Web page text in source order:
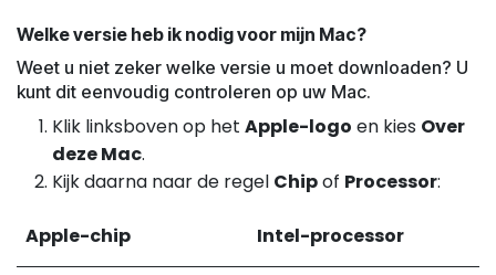
Welke versie heb ik nodig voor mijn Mac?
Weet u niet zeker welke versie u moet downloaden? U
kunt dit eenvoudig controleren op uw Mac.
Klik linksboven op het Apple-logo en kies Over
deze Mac.
Kijk daarna naar de regel Chipof Processor:
Apple-chip Intel-processor